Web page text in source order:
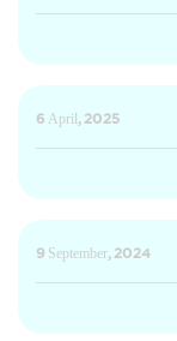
6 April, 2025
9 September, 2024